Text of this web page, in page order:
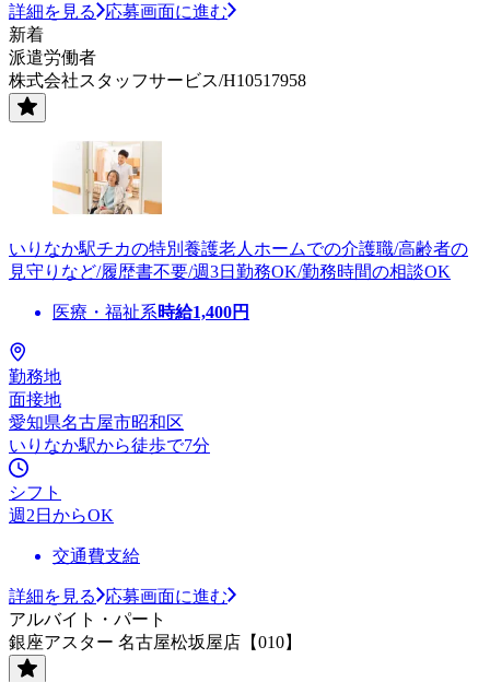
詳細を見る
応募画面に進む
新着
派遣労働者
株式会社スタッフサービス/H10517958
いりなか駅チカの特別養護老人ホームでの介護職/高齢者の
見守りなど/履歴書不要/週3日勤務OK/勤務時間の相談OK
医療・福祉系時給1,400円
勤務地
面接地
愛知県名古屋市昭和区
いりなか駅から徒歩で7分
シフト
週2日からOK
交通費支給
詳細を見る
応募画面に進む
アルバイト・パート
銀座アスター 名古屋松坂屋店【010】